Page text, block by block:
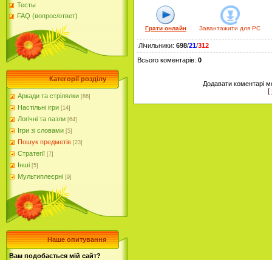
Тесты
FAQ (вопрос/ответ)
Категорії розділу
Аркади та стрілялки [86]
Настільні ігри [14]
Логічні та пазли [64]
Ігри зі словами [5]
Пошук предметів [23]
Стратегії [7]
Інші [5]
Мультиплеєрні [9]
Наше опитування
Вам подобається мій сайт?
Грати онлайн Завантажити для PC
Лічильники: 698/21/312
Всього коментарів: 0
Додавати коментарі
[